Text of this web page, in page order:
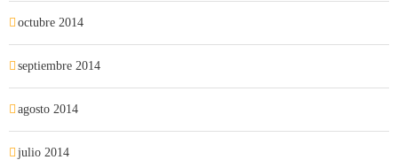
octubre 2014
septiembre 2014
agosto 2014
julio 2014